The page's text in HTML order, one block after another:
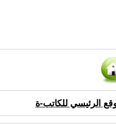
الرئيسي للكاتب-ة